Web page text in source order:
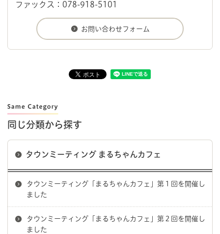
ファックス：078-918-5101
同じ分類から探す
タウンミーティング まるちゃんカフェ
タウンミーティング「まるちゃんカフェ」第１回を開催し
ました
タウンミーティング「まるちゃんカフェ」第２回を開催し
ました